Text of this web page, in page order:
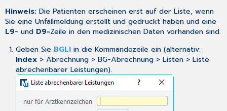
Hinweis:Die Patienten erscheinen erst auf der Liste, wenn
Sie eine Unfallmeldung erstellt und gedruckt haben und eine
L9- und D9-Zeile in denmedizinischen Daten vorhanden sind.
Geben Sie BGLIin die Kommandozeile ein (alternativ:
Index> Abrechnung > BG-Abrechnung > Listen > Liste
abrechenbarer Leistungen).